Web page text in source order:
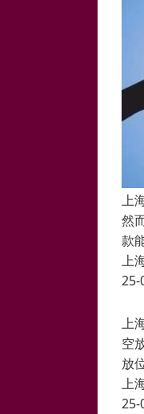
上
然
款
上
25-
上
空
放
上
25-